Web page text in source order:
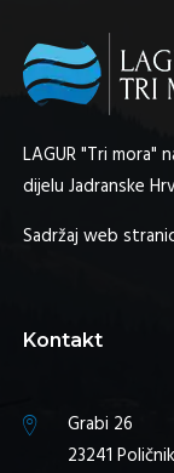
LAGUR "Tri mora"
dijelu Jadranske
Sadržaj web
Kontakt
Grabi 26
23241 Poličnik